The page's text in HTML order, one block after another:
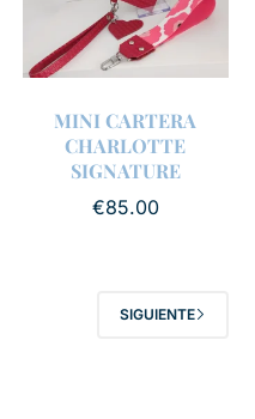
MINI CARTERA
CHARLOTTE
SIGNATURE
€85.00
SIGUIENTE